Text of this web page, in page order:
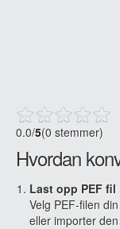
0.0/5(0 stemmer)
Hvordan
Last opp PEF fil
Velg PEF-filen
eller importer